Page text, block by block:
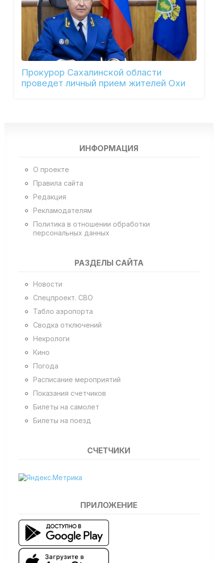
Прокурор Сахалинской области
проведет личный прием жителей Охи
ИНФОРМАЦИЯ
О проекте
Правила сайта
Редакция
Рекламодателям
Политика в отношении обработки
персональных данных
РАЗДЕЛЫ САЙТА
Новости
Спецпроект. СВО
Табло аэропорта
Сводка отключений
Некрологи
Кино
Погода
Расписание мероприятий
Показания счетчиков
Билеты на самолет
Билеты на поезд
СЧЕТЧИКИ
ПРИЛОЖЕНИЕ